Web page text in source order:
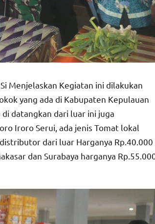
Menjelaskan Kegiatan ini dilakukan
yang ada di Kabupaten Kepulauan
datangkan dari luar ini juga
Iroro Serui, ada jenis Tomat lokal
dari luar Harganya Rp.40.000
dan Surabaya harganya